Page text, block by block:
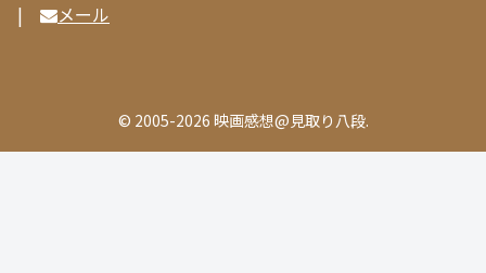
|
メール
© 2005-2026 映画感想@見取り八段.